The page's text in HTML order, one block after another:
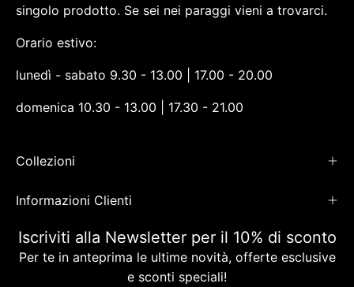
singolo prodotto. Se sei nei paraggi vieni a trovarci.
Orario estivo:
lunedì - sabato 9.30 - 13.00 | 17.00 - 20.00
domenica 10.30 - 13.00 | 17.30 - 21.00
Collezioni
Informazioni Clienti
Iscriviti alla Newsletter per il 10% di sconto
Per te in anteprima le ultime novità, offerte esclusive
e sconti speciali!